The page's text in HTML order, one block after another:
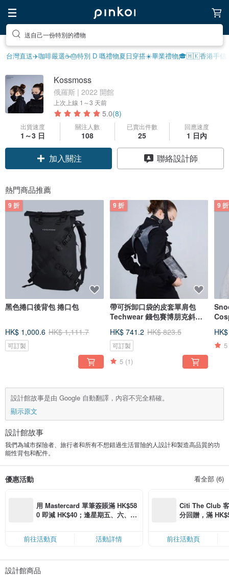
送自己一份特別的禮物
台灣直送✈️咖啡嚴選☕️🎂特別 D 嘅禮物夏日穿搭☀️畢業禮物🎓🇭🇰香港手信
Kossmoss
俄羅斯 | 2022 開館
上次上線 1～3 天前
5.0(8)
出貨速度
1～3 日
關注人數
108
已賣出件數
25
回應速度
1 日內
加入關注 聯絡設計師
熱門商品推薦
9 折
黑色捲口後背包 捲口包
HK$ 1,000.6 HK$ 1,111.7
可訂製
9 折
帶可拆卸口袋的皮套單肩包
Techwear 錢包賽博朋克斜挎
HK$ 741.2 HK$ 823.5
可訂製
5 (1)
9 折
5
設計館故事是由 Google 自動翻譯，內容不完全精確。
顯示原文
設計館故事
我們為城市探險者、旅行者和所有不想錯過生活冒險的人設計和製造高品質的功
能性背包和配件。
優惠活動 看全部 (6)
用 Mastercard 單筆簽賬滿 HK$58
0 即減 HK$40；逢星期五、六、日
卡」結帳）
前往活動頁 活動詳情
Citi The Club
分回贈，滿
前往活動頁
設計館商品